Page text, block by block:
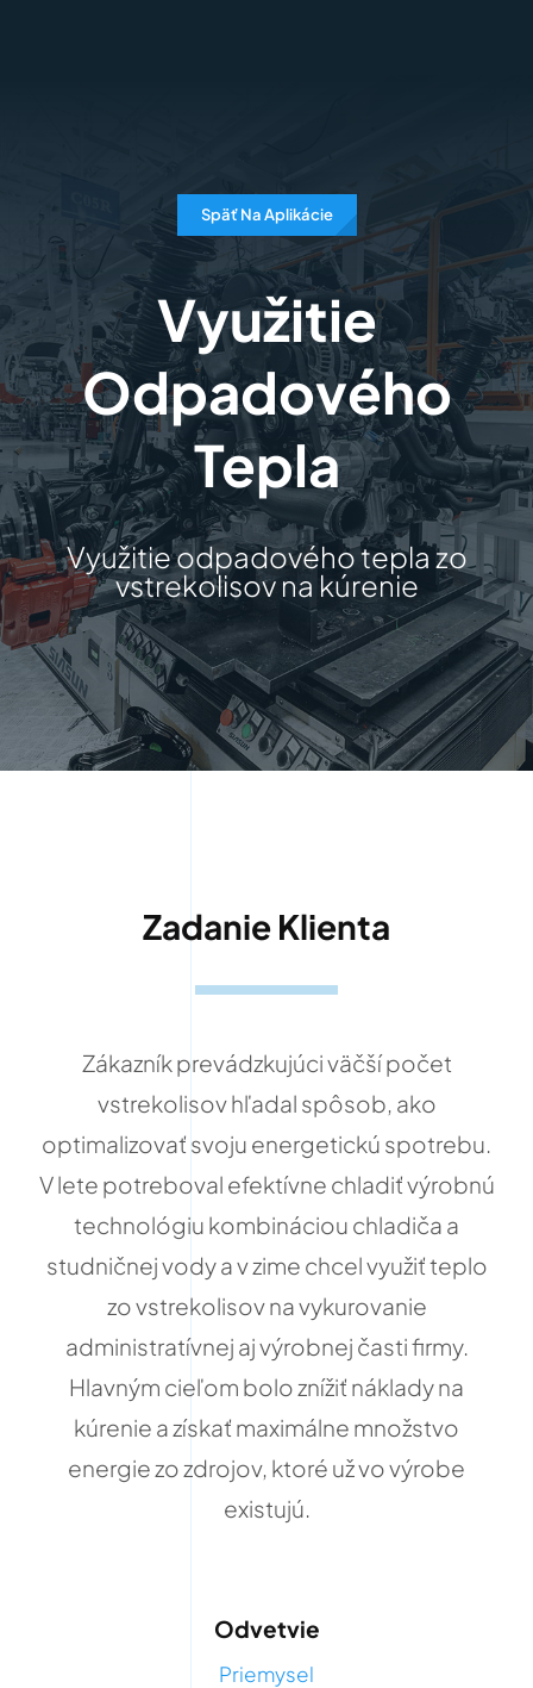
Späť Na Aplikácie
Využitie
Odpadového
Tepla
Využitie odpadového tepla zo
vstrekolisov na kúrenie
Zadanie Klienta
Zákazník prevádzkujúci väčší počet
vstrekolisov hľadal spôsob, ako
optimalizovať svoju energetickú spotrebu.
V lete potreboval efektívne chladiť výrobnú
technológiu kombináciou chladiča a
studničnej vody a v zime chcel využiť teplo
zo vstrekolisov na vykurovanie
administratívnej aj výrobnej časti firmy.
Hlavným cieľom bolo znížiť náklady na
kúrenie a získať maximálne množstvo
energie zo zdrojov, ktoré už vo výrobe
existujú.
Odvetvie
Priemysel